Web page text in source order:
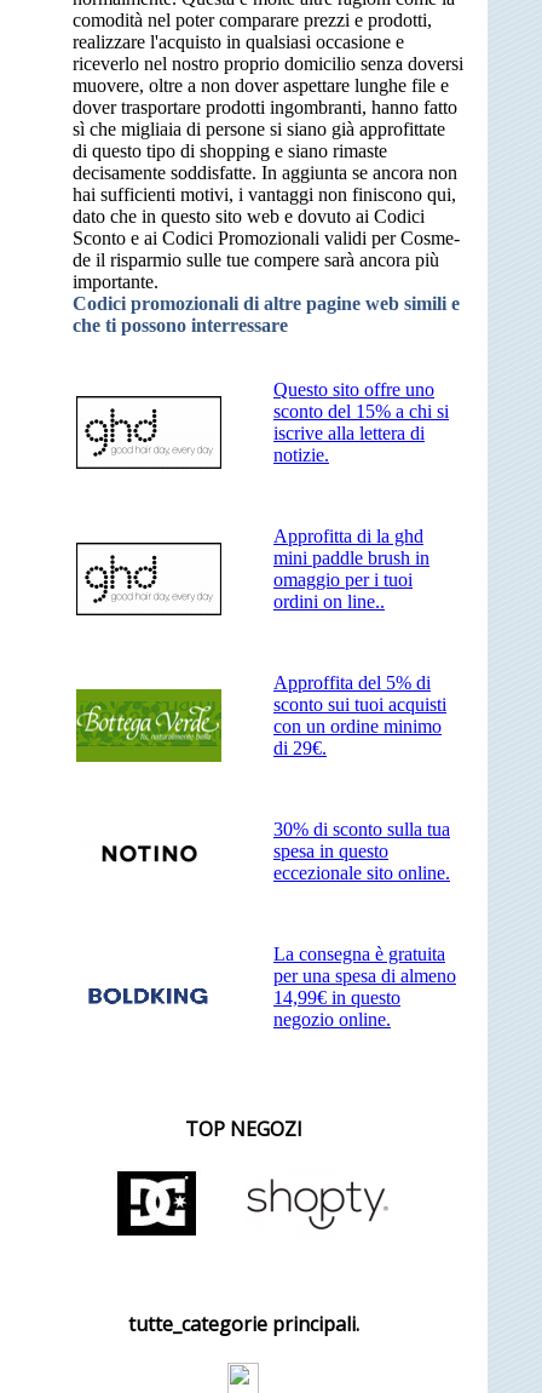
comodità nel poter comparare prezzi e prodotti,
realizzare l'acquisto in qualsiasi occasione e
riceverlo nel nostro proprio domicilio senza doversi
muovere, oltre a non dover aspettare lunghe file e
dover trasportare prodotti ingombranti, hanno fatto
sì che migliaia di persone si siano già approfittate
di questo tipo di shopping e siano rimaste
decisamente soddisfatte. In aggiunta se ancora non
hai sufficienti motivi, i vantaggi non finiscono qui,
dato che in questo sito web e dovuto ai Codici
Sconto e ai Codici Promozionali validi per Cosme-
de il risparmio sulle tue compere sarà ancora più
importante.
Codici promozionali di altre pagine web simili e
che ti possono interressare
Questo sito offre uno
sconto del 15% a chi si
iscrive alla lettera di
notizie.
Approfitta di la ghd
mini paddle brush in
omaggio per i tuoi
ordini on line..
Approffita del 5% di
sconto sui tuoi acquisti
con un ordine minimo
di 29€.
30% di sconto sulla tua
spesa in questo
eccezionale sito online.
La consegna è gratuita
per una spesa di almeno
14,99€ in questo
negozio online.
TOP NEGOZI
tutte_categorie principali.